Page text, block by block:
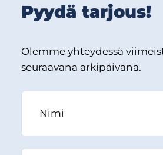
Pyydä tarjous!
Olemme yhteydessä
seuraavana arkipäivänä.